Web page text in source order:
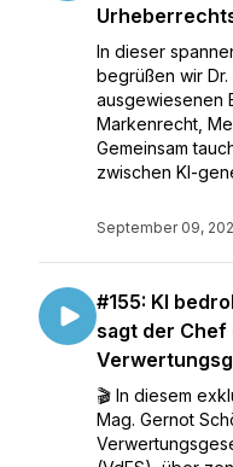
In dieser
begrüßen wir
ausgewiesenen
Markenrecht,
Gemeinsam
zwischen KI-
September 09,
#155: KI
sagt der Chef
🎬 In diesem
Mag. Gernot